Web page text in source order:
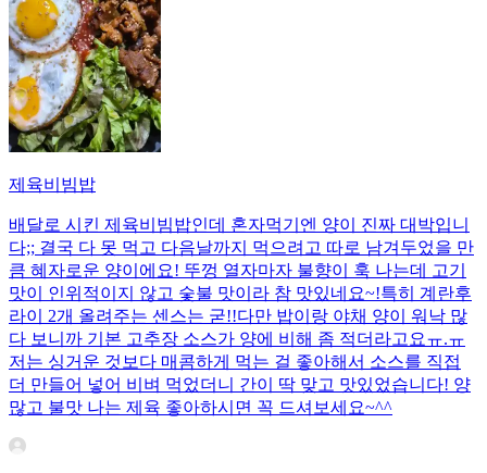
제육비빔밥
배달로 시킨 제육비빔밥인데 혼자먹기엔 양이 진짜 대박입니
다;; 결국 다 못 먹고 다음날까지 먹으려고 따로 남겨두었을 만
큼 혜자로운 양이에요! 뚜껑 열자마자 불향이 훅 나는데 고기
맛이 인위적이지 않고 숯불 맛이라 참 맛있네요~!특히 계란후
라이 2개 올려주는 센스는 굳!! ​다만 밥이랑 야채 양이 워낙 많
다 보니까 기본 고추장 소스가 양에 비해 좀 적더라고요ㅠ.ㅠ
저는 싱거운 것보다 매콤하게 먹는 걸 좋아해서 소스를 직접
더 만들어 넣어 비벼 먹었더니 간이 딱 맞고 맛있었습니다! 양
많고 불맛 나는 제육 좋아하시면 꼭 드셔보세요~^^